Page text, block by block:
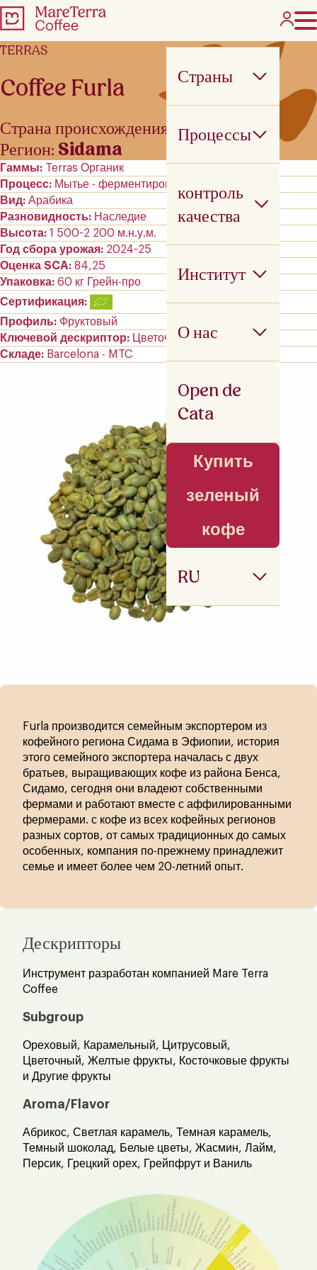
Страны
Процессы
контроль
качества
Институт
О нас
Open de
Cata
Купить
зеленый
кофе
RU
TERRAS
Coffee Furla
Страна происхождения: Эфиопия
Регион: Sidama
Гаммы
Terras Органик
Процесс
Мытье - ферментирован
Вид Арабика
Разновидность
Наследие
Высота 1 500-2 200 м.н.у.м.
Год сбора урожая 2024-25
Оценка SCA 84,25
Упаковка 60 кг Грейн-про
Сертификация
Профиль Фруктовый
Ключевой дескриптор
Цветочный
Складе
Barcelona - MTC
Furla производится семейным экспортером из
кофейного региона Сидама в Эфиопии, история
этого семейного экспортера началась с двух
братьев, выращивающих кофе из района Бенса,
Сидамо, сегодня они владеют собственными
фермами и работают вместе с аффилированными
фермерами. с кофе из всех кофейных регионов
разных сортов, от самых традиционных до самых
особенных, компания по-прежнему принадлежит
семье и имеет более чем 20-летний опыт.
Дескрипторы
Инструмент разработан компанией Mare Terra
Coffee
Subgroup
Ореховый, Карамельный, Цитрусовый,
Цветочный, Желтые фрукты, Косточковые фрукты
и Другие фрукты
Aroma/Flavor
Абрикос, Светлая карамель, Темная карамель,
Темный шоколад, Белые цветы, Жасмин, Лайм,
Персик, Грецкий орех, Грейпфрут и Ваниль
Овощной Ароматическиетравы УксусныйМолочный Вина Ликерный
ГорошекОгурецПомидорТыкваМорковь
Оливковое маслоБазиликМятаЛимонграссФенхельЧабрецРозмаринЛавровый листПерезрелый фруктЙогуртБелое виноРозовое виноКрасное вино
Шампанское
Портвейн
ВискиРомОреховый ликер
Миндальный ликёр
Анисовый ликер
Текила
Белый цветок
Жасмин
РозаТемная роза
Лилии
Азалия
Камелия
Трубчатый табак
Табак
Кедр
ГвоздикаАнис
Мускатный орех
Имбирь
Корица
Перец
Паприка
Горчица
Кардамон